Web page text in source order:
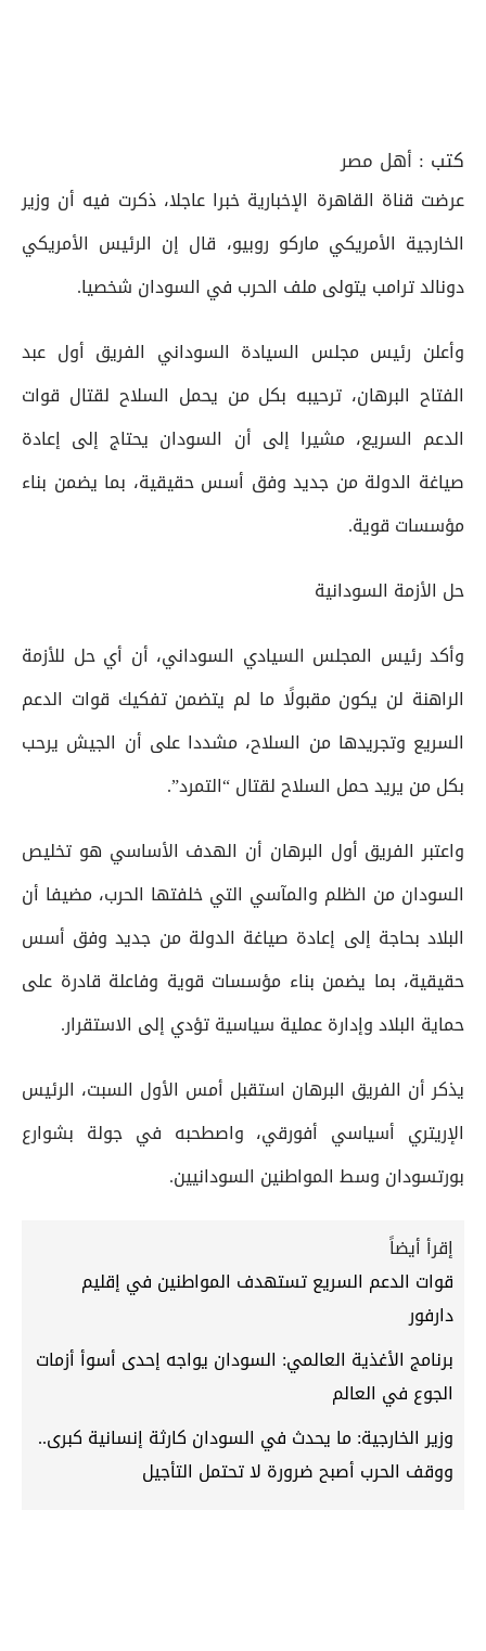
كتب : أهل مصر
عرضت قناة القاهرة الإخبارية خبرا عاجلا، ذكرت فيه أن وزير
الخارجية الأمريكي ماركو روبيو، قال إن الرئيس الأمريكي
دونالد ترامب يتولى ملف الحرب في السودان شخصيا.
وأعلن رئيس مجلس السيادة السوداني الفريق أول عبد
الفتاح البرهان، ترحيبه بكل من يحمل السلاح لقتال قوات
الدعم السريع، مشيرا إلى أن السودان يحتاج إلى إعادة
صياغة الدولة من جديد وفق أسس حقيقية، بما يضمن بناء
مؤسسات قوية.
حل الأزمة السودانية
وأكد رئيس المجلس السيادي السوداني، أن أي حل للأزمة
الراهنة لن يكون مقبولًا ما لم يتضمن تفكيك قوات الدعم
السريع وتجريدها من السلاح، مشددا على أن الجيش يرحب
بكل من يريد حمل السلاح لقتال “التمرد”.
واعتبر الفريق أول البرهان أن الهدف الأساسي هو تخليص
السودان من الظلم والمآسي التي خلفتها الحرب، مضيفا أن
البلاد بحاجة إلى إعادة صياغة الدولة من جديد وفق أسس
حقيقية، بما يضمن بناء مؤسسات قوية وفاعلة قادرة على
حماية البلاد وإدارة عملية سياسية تؤدي إلى الاستقرار.
يذكر أن الفريق البرهان استقبل أمس الأول السبت، الرئيس
الإريتري أسياسي أفورقي، واصطحبه في جولة بشوارع
بورتسودان وسط المواطنين السودانيين.
إقرأ أيضاً
قوات الدعم السريع تستهدف المواطنين في إقليم
دارفور
برنامج الأغذية العالمي: السودان يواجه إحدى أسوأ أزمات
الجوع في العالم
وزير الخارجية: ما يحدث في السودان كارثة إنسانية كبرى..
ووقف الحرب أصبح ضرورة لا تحتمل التأجيل